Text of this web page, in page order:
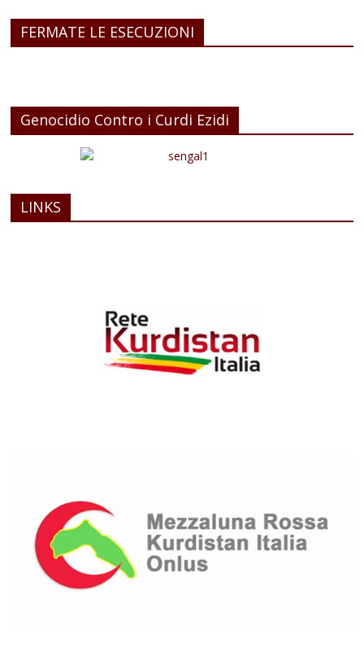
FERMATE LE ESECUZIONI
Genocidio Contro i Curdi Ezidi
LINKS